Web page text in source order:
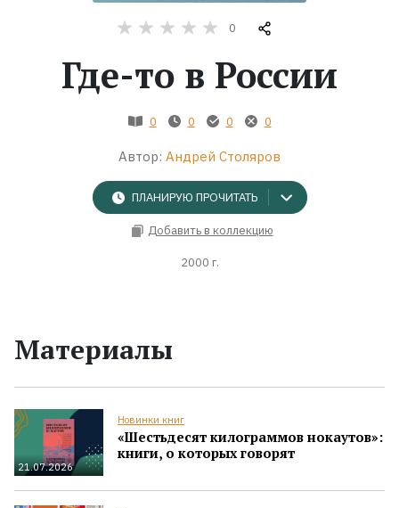
Серии
Коллекции
0
Где-то в России
0 0 0 0
Автор: Андрей Столяров
ПЛАНИРУЮ ПРОЧИТАТЬ
Добавить в коллекцию
2000 г.
Материалы
21.07.2026
Новинки книг
«Шестьдесят килограммов нокаутов»:
книги, о которых говорят